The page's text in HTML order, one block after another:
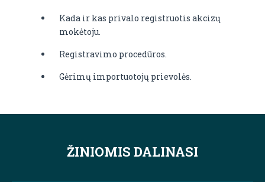
Kada ir kas privalo registruotis akcizų
mokėtoju.
Registravimo procedūros.
Gėrimų importuotojų prievolės.
ŽINIOMIS DALINASI